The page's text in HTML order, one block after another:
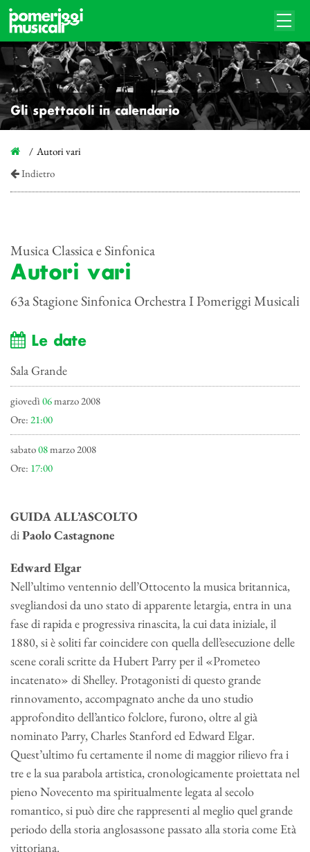
Gli spettacoli in calendario
Autori vari
Indietro
Musica Classica e Sinfonica
Autori vari
63a Stagione Sinfonica Orchestra I Pomeriggi Musicali
Le date
Sala Grande
giovedì 06marzo 2008
Ore: 21:00
sabato08marzo 2008
Ore: 17:00
GUIDA ALL’ASCOLTO
diPaolo Castagnone
Edward Elgar
Nell’ultimo ventennio dell’Ottocento la musica britannica,
svegliandosi da uno stato di apparente letargia, entra in una
fase di rapida e progressiva rinascita, la cui data iniziale, il
1880, si è soliti far coincidere con quella dell’esecuzione delle
scene corali scritte da Hubert Parry per il «Prometeo
incatenato» di Shelley. Protagonisti di questo grande
rinnovamento, accompagnato anche da uno studio
approfondito dell’antico folclore, furono, oltre al già
nominato Parry, Charles Stanford ed Edward Elgar.
Quest’ultimo fu certamente il nome di maggior rilievo fra i
tre e la sua parabola artistica, cronologicamente proiettata nel
pieno Novecento ma spiritualmente legata al secolo
romantico, si può dire che rappresenti al meglio quel grande
periodo della storia anglosassone passato alla storia come Età
vittoriana.